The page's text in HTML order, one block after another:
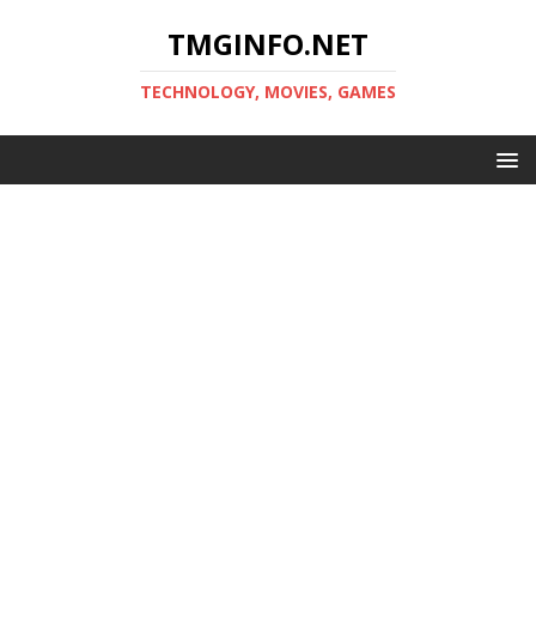
TMGINFO.NET
ТECHNOLOGY, MOVIES, GAMES